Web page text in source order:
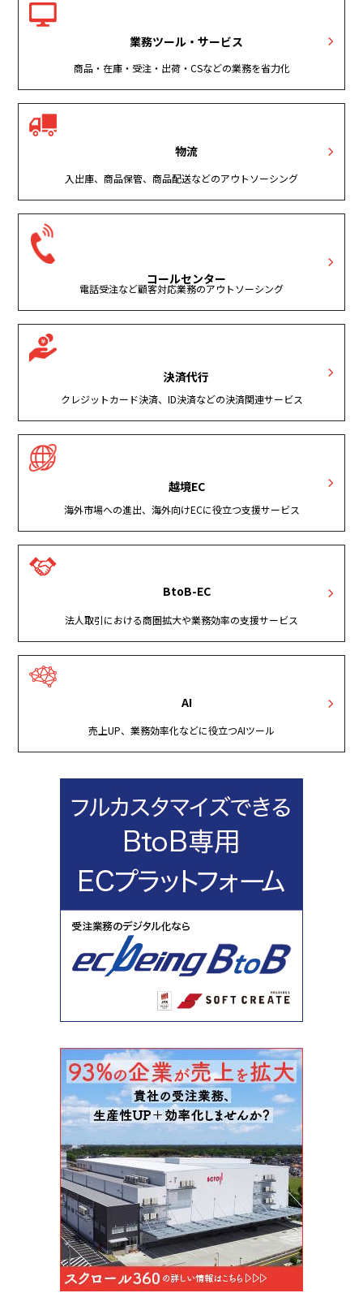
業務ツール・サービス
商品・在庫・受注・出荷・CSなどの業務を省力化
物流
入出庫、商品保管、商品配送などのアウトソーシング
コールセンター
電話受注など顧客対応業務のアウトソーシング
決済代行
クレジットカード決済、ID決済などの決済関連サービス
越境EC
海外市場への進出、海外向けECに役立つ支援サービス
BtoB-EC
法人取引における商圏拡大や業務効率の支援サービス
AI
売上UP、業務効率化などに役立つAIツール